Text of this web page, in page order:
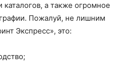
а также огромное
Пожалуй, не лишним
Экспресс», это: